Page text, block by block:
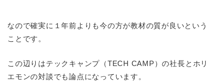
なので確実に１年前よりも今の方が教材の質が良いという
ことです。
この辺りはテックキャンプ（TECH CAMP）の社長とホリ
エモンの対談でも論点になっています。